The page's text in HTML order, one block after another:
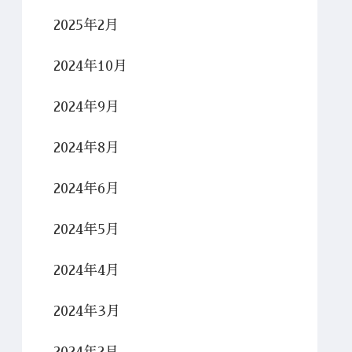
2025年2月
2024年10月
2024年9月
2024年8月
2024年6月
2024年5月
2024年4月
2024年3月